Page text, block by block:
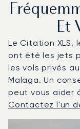
Et
Le Citation XLS,
ont été les jets
les vols privés
Malaga. Un
peut vous aider
Contactez l'un